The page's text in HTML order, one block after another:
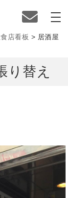
店看板 > 居酒屋
替え